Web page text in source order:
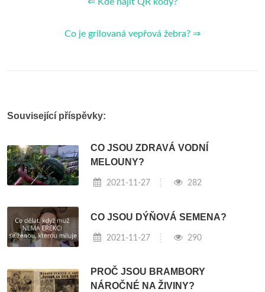
⇐ Kde najít QR kódy?
Co je grilovaná vepřová žebra? ⇒
Související příspěvky:
CO JSOU ZDRAVÁ VODNÍ
MELOUNY?
2021-11-27 282
CO JSOU DÝŇOVÁ SEMENA?
2021-11-27 290
PROČ JSOU BRAMBORY
NÁROČNÉ NA ŽIVINY?